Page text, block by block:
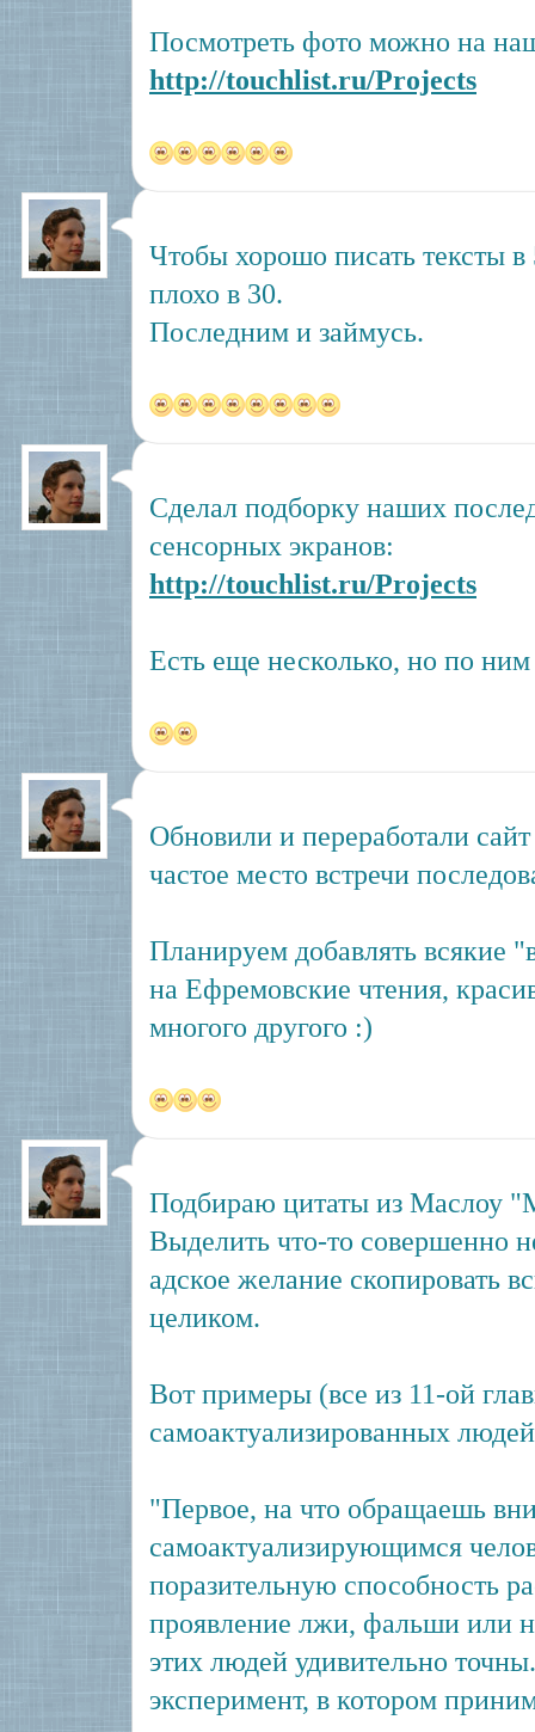
Посмотреть фото можно на
http://touchlist.ru/Projects
Чтобы хорошо писать тексты в
плохо в 30.
Последним и займусь.
Сделал подборку наших
сенсорных экранов:
http://touchlist.ru/Projects
Есть еще несколько, но по
Обновили и переработали
частое место встречи
Планируем добавлять всякие
на Ефремовские чтения,
многого другого :)
Подбираю цитаты из Маслоу
Выделить что-то совершенно
адское желание скопировать
целиком.
Вот примеры (все из 11-ой
самоактуализированных
"Первое, на что обращаешь
самоактуализирующимся
поразительную способность
проявление лжи, фальши или
этих людей удивительно
эксперимент, в котором